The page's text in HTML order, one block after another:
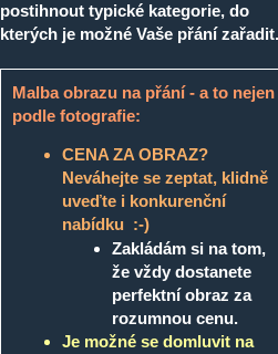
postihnout typické kategorie, do
kterých je možné Vaše přání zařadit.
Malba obrazu na přání - a to nejen
podle fotografie:
CENA ZA OBRAZ?
Neváhejte se zeptat, klidně
uveďte i konkurenční
nabídku :-)
Zakládám si na tom,
že vždy dostanete
perfektní obraz za
rozumnou cenu.
Je možné se domluvit na